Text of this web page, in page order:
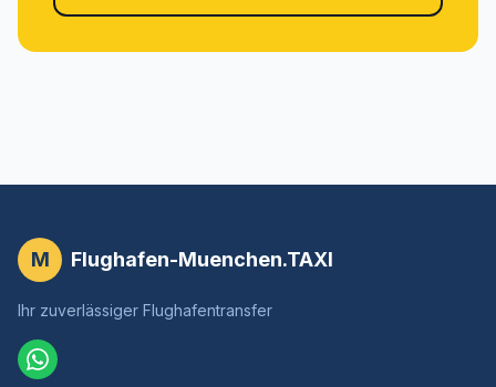
M Flughafen-Muenchen.TAXI
Ihr zuverlässiger Flughafentransfer